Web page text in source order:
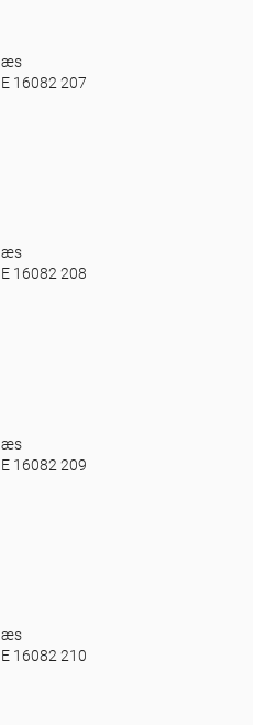
æs
E 16082 207
æs
E 16082 208
æs
E 16082 209
æs
E 16082 210